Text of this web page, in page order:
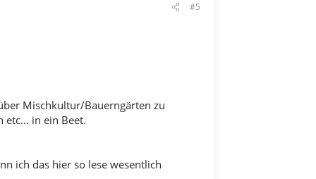
#5
Mischkultur/Bauerngärten zu
etc... in ein Beet.
ich das hier so lese wesentlich